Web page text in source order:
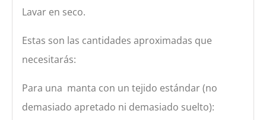
Lavar en seco.
Estas son las cantidades aproximadas que
necesitarás:
Para una manta con un tejido estándar (no
demasiado apretado ni demasiado suelto):